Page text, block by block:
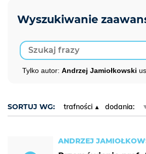
Tylko autor: Andrzej Jamiołkowski
SORTUJ WG: trafności dodania:
ANDRZEJ